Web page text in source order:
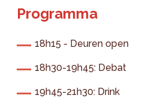
Programma
18h15 - Deuren open
18h30-19h45: Debat
19h45-21h30: Drink